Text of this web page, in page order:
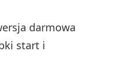
darmowa
start i